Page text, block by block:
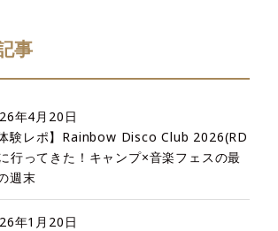
事
年4月20日
体験レポ】Rainbow Disco Club 2026(RD
行ってきた！キャンプ×音楽フェスの最
週末
年1月20日